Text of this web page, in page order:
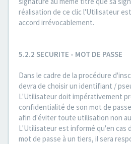
réalisation de ce clic l'Utilisateur
accord irrévocablement.
5.2.2 SECURITE - MOT DE PASSE
Dans le cadre de la procédure
devra de choisir un identifiant /
L'Utilisateur doit impérativement
confidentialité de son mot de
afin d'éviter toute utilisation non
L'Utilisateur est informé qu'en cas
mot de passe à un tiers, il sera